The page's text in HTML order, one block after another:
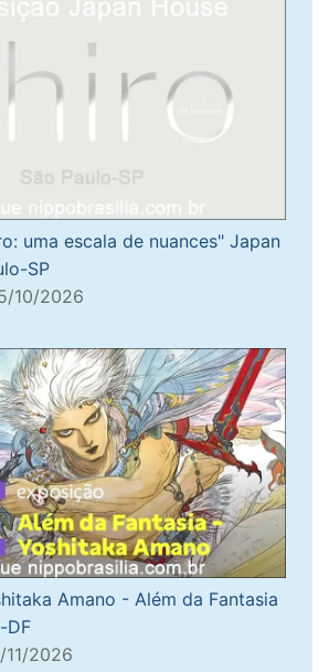
uma escala de nuances" Japan
SP
10/2026
Amano - Além da Fantasia
DF
2026